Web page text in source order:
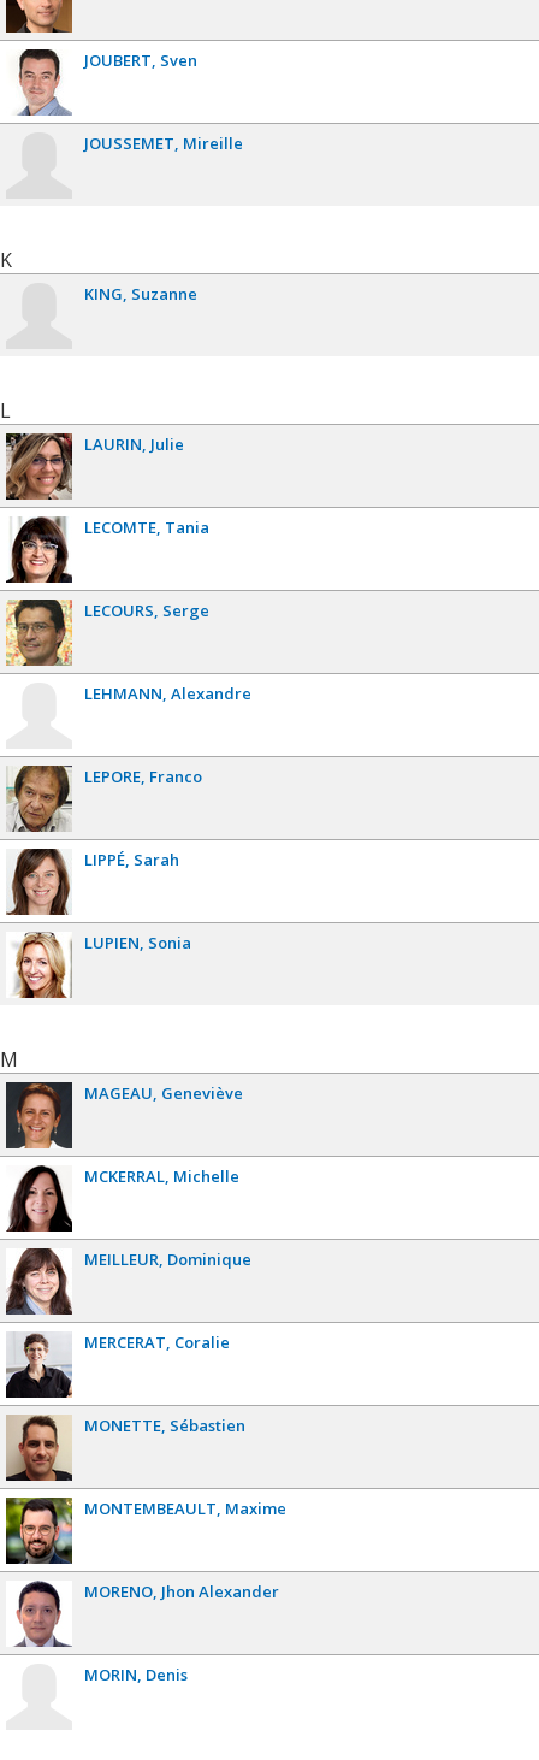
JOUBERT Sven
JOUSSEMET Mireille
K
KING Suzanne
L
LAURIN Julie
LECOMTE Tania
LECOURS Serge
LEHMANN Alexandre
LEPORE Franco
LIPPÉ Sarah
LUPIEN Sonia
M
MAGEAU Geneviève
MCKERRAL Michelle
MEILLEUR Dominique
MERCERAT Coralie
MONETTE Sébastien
MONTEMBEAULT Maxime
MORENO Jhon Alexander
MORIN Denis